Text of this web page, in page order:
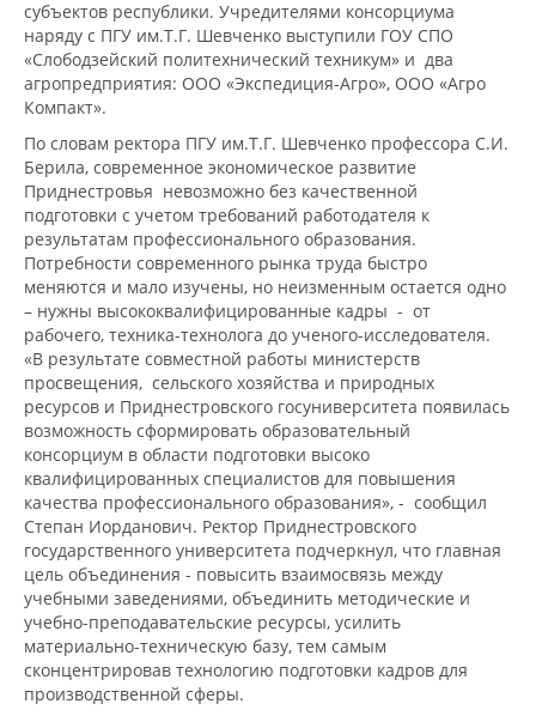
субъектов республики. Учредителями консорциума
наряду с ПГУ им.Т.Г. Шевченко выступили ГОУ СПО
«Слободзейский политехнический техникум» и два
агропредприятия: ООО «Экспедиция-Агро», ООО «Агро
Компакт».
По словам ректора ПГУ им.Т.Г. Шевченко профессора С.И.
Берила, современное экономическое развитие
Приднестровья невозможно без качественной
подготовки с учетом требований работодателя к
результатам профессионального образования.
Потребности современного рынка труда быстро
меняются и мало изучены, но неизменным остается одно
– нужны высококвалифицированные кадры - от
рабочего, техника-технолога до ученого-исследователя.
«В результате совместной работы министерств
просвещения, сельского хозяйства и природных
ресурсов и Приднестровского госуниверситета появилась
возможность сформировать образовательный
консорциум в области подготовки высоко
квалифицированных специалистов для повышения
качества профессионального образования», - сообщил
Степан Иорданович. Ректор Приднестровского
государственного университета подчеркнул, что главная
цель объединения - повысить взаимосвязь между
учебными заведениями, объединить методические и
учебно-преподавательские ресурсы, усилить
материально-техническую базу, тем самым
сконцентрировав технологию подготовки кадров для
производственной сферы.